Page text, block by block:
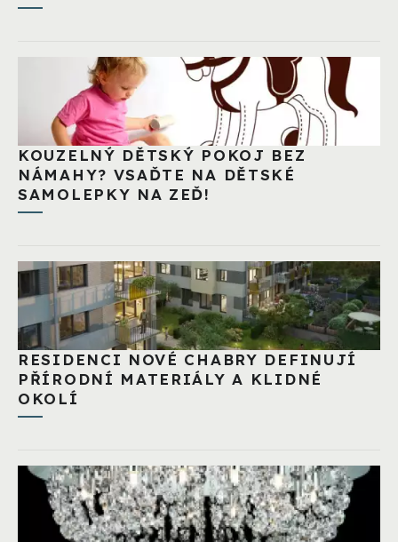
KOUZELNÝ DĚTSKÝ POKOJ BEZ
NÁMAHY? VSAĎTE NA DĚTSKÉ
SAMOLEPKY NA ZEĎ!
RESIDENCI NOVÉ CHABRY DEFINUJÍ
PŘÍRODNÍ MATERIÁLY A KLIDNÉ
OKOLÍ